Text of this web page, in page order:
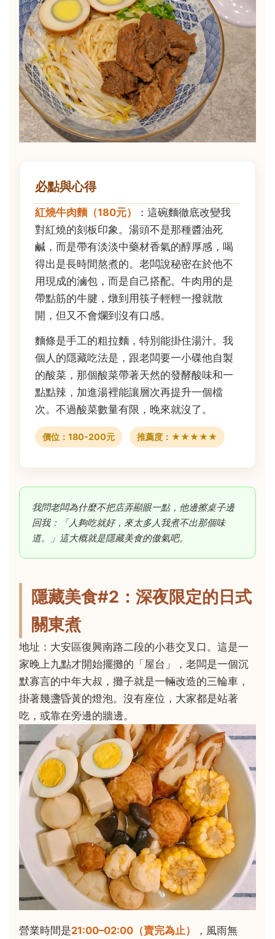
必點與心得
紅燒牛肉麵（180元）
：這碗麵徹底改變我
對紅燒的刻板印象。湯頭不是那種醬油死
鹹，而是帶有淡淡中藥材香氣的醇厚感，喝
得出是長時間熬煮的。老闆說秘密在於他不
用現成的滷包，而是自己搭配。牛肉用的是
帶點筋的牛腱，燉到用筷子輕輕一撥就散
開，但又不會爛到沒有口感。
麵條是手工的粗拉麵，特別能掛住湯汁。我
個人的隱藏吃法是，跟老闆要一小碟他自製
的酸菜，那個酸菜帶著天然的發酵酸味和一
點點辣，加進湯裡能讓層次再提升一個檔
次。不過酸菜數量有限，晚來就沒了。
價位：180-200元 推薦度：★★★★★
我問老闆為什麼不把店弄顯眼一點，他邊擦桌子邊
回我：「人夠吃就好，來太多人我煮不出那個味
道。」這大概就是隱藏美食的傲氣吧。
隱藏美食#2：深夜限定的日式
關東煮
地址：大安區復興南路二段的小巷交叉口。這是一
家晚上九點才開始擺攤的「屋台」，老闆是一個沉
默寡言的中年大叔，攤子就是一輛改造的三輪車，
掛著幾盞昏黃的燈泡。沒有座位，大家都是站著
吃，或靠在旁邊的牆邊。
營業時間是21:00–02:00（賣完為止） ，風雨無